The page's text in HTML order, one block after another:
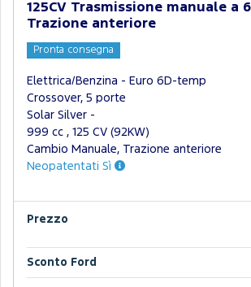
125CV Trasmissione manuale a
Trazione anteriore
Pronta consegna
Elettrica/Benzina - Euro 6D-temp
Crossover, 5 porte
Solar Silver -
999 cc , 125 CV (92KW)
Cambio Manuale, Trazione anteriore
Neopatentati Sì
Prezzo
Sconto Ford